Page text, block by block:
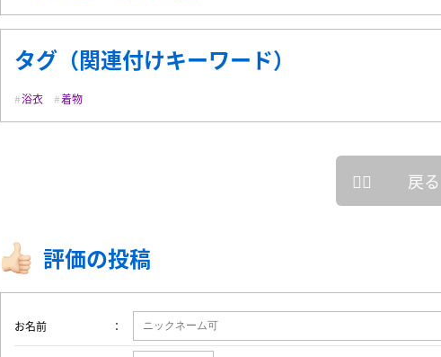
タグ（関連付けキーワード）
浴衣 着物
戻る
評価の投稿
お名前